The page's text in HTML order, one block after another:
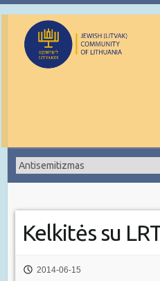
Kelkitės su
2014-06-15